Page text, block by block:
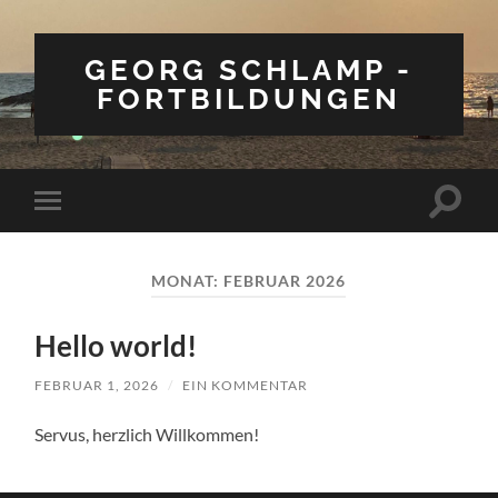
GEORG SCHLAMP -
FORTBILDUNGEN
Mobile-
Menü
MONAT: FEBRUAR 2026
Hello world!
FEBRUAR 1, 2026 / EIN KOMMENTAR
Servus, herzlich Willkommen!